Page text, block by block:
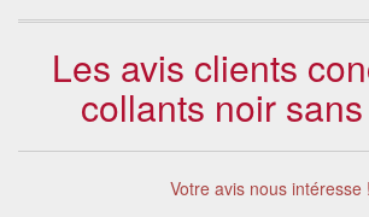
Les avis clients
collants noir
Votre avis nous intéresse !